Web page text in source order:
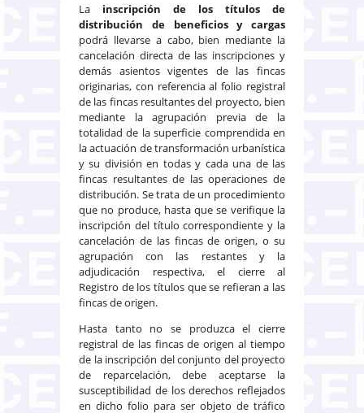
La inscripción de los títulos de
distribución de beneficios y cargas
podrá llevarse a cabo, bien mediante la
cancelación directa de las inscripciones y
demás asientos vigentes de las fincas
originarias, con referencia al folio registral
de las fincas resultantes del proyecto, bien
mediante la agrupación previa de la
totalidad de la superficie comprendida en
la actuación de transformación urbanística
y su división en todas y cada una de las
fincas resultantes de las operaciones de
distribución. Se trata de un procedimiento
que no produce, hasta que se verifique la
inscripción del título correspondiente y la
cancelación de las fincas de origen, o su
agrupación con las restantes y la
adjudicación respectiva, el cierre al
Registro de los títulos que se refieran a las
fincas de origen.
Hasta tanto no se produzca el cierre
registral de las fincas de origen al tiempo
de la inscripción del conjunto del proyecto
de reparcelación, debe aceptarse la
susceptibilidad de los derechos reflejados
en dicho folio para ser objeto de tráfico